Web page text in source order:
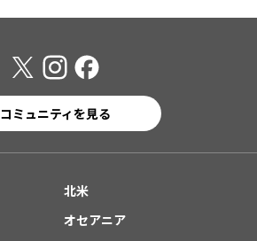
コミュニティを見る
北米
オセアニア